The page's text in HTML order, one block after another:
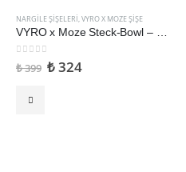
NARGILE ŞIŞELERI,VYRO X MOZE ŞIŞE
VYRO x Moze Steck-Bowl – Handcut Rus Tipi Yedek Nargile Şişesi
0 5 üzerinden
₺399 ₺324